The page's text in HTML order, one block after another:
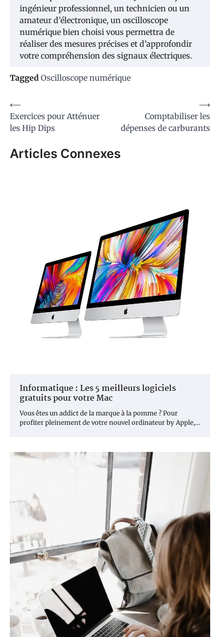
ingénieur professionnel, un technicien ou un
amateur d’électronique, un oscilloscope
numérique bien choisi vous permettra de
réaliser des mesures précises et d’approfondir
votre compréhension des signaux électriques.
Tagged Oscilloscope numérique
Navigation
de
l’article
⟵
Exercices pour Atténuer
les Hip Dips
Comptabiliser les
dépenses de carburants
⟶
Articles Connexes
Informatique : Les 5 meilleurs logiciels
gratuits pour votre Mac
Vous êtes un addict de la marque à la pomme ? Pour
profiter pleinement de votre nouvel ordinateur by Apple,…